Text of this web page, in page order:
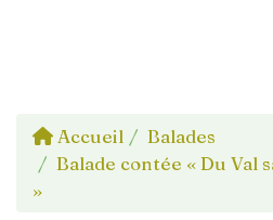
Accueil
Balades
Balade contée « Du Val
»